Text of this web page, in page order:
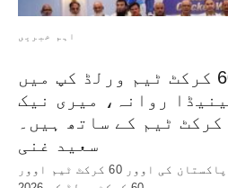
اہم خبریں
پاکستان اوور 60 کرکٹ ٹیم ورلڈ کپ میں
روانہ، میری نیک
ٹیم کے ساتھ ہیں۔
سعید غنی
کراچی، (اسپورٹس رپورٹر) پاکستان کی اوور 60 کرکٹ ٹیم اوور